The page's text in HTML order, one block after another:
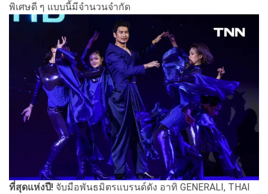
พิเศษดี ๆ แบบนี้มีจำนวนจำกัด
ที่สุดแห่งปี! จับมือพันธมิตรแบรนด์ดัง อาทิ GENERALI, THAI